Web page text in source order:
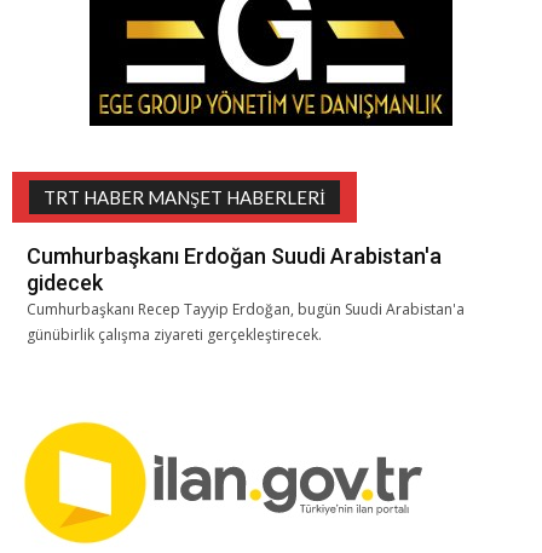
TRT HABER MANŞET HABERLERI
Cumhurbaşkanı Erdoğan Suudi Arabistan'a
gidecek
Cumhurbaşkanı Recep Tayyip Erdoğan, bugün Suudi Arabistan'a
günübirlik çalışma ziyareti gerçekleştirecek.